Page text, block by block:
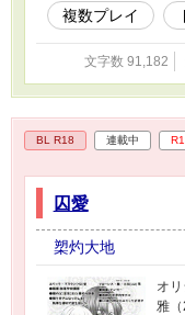
・
複数プレイ
文字数 91,182
BL R18 連載中
囚愛
槊灼大地
オ
雅